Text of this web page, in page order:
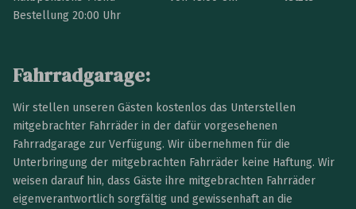
Bestellung 20:00 Uhr
Fahrradgarage:
Wir stellen unseren Gästen kostenlos das Unterstellen
mitgebrachter Fahrräder in der dafür vorgesehenen
Fahrradgarage zur Verfügung. Wir übernehmen für die
Unterbringung der mitgebrachten Fahrräder keine Haftung. Wir
weisen darauf hin, dass Gäste ihre mitgebrachten Fahrräder
eigenverantwortlich sorgfältig und gewissenhaft an die